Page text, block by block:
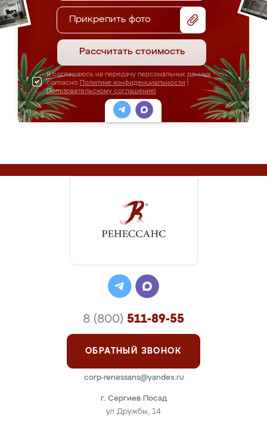
Прикрепить фото
Рассчитать стоимость
Я соглашаюсь на передачу персональных данных
согласно Политике конфиденциальности
Пользовательскому соглашению
г. Сергиев Посад
ул Дружбы, 14
8 (800) 511-89-55
ОБРАТНЫЙ ЗВОНОК
corp-renessans@yandex.ru